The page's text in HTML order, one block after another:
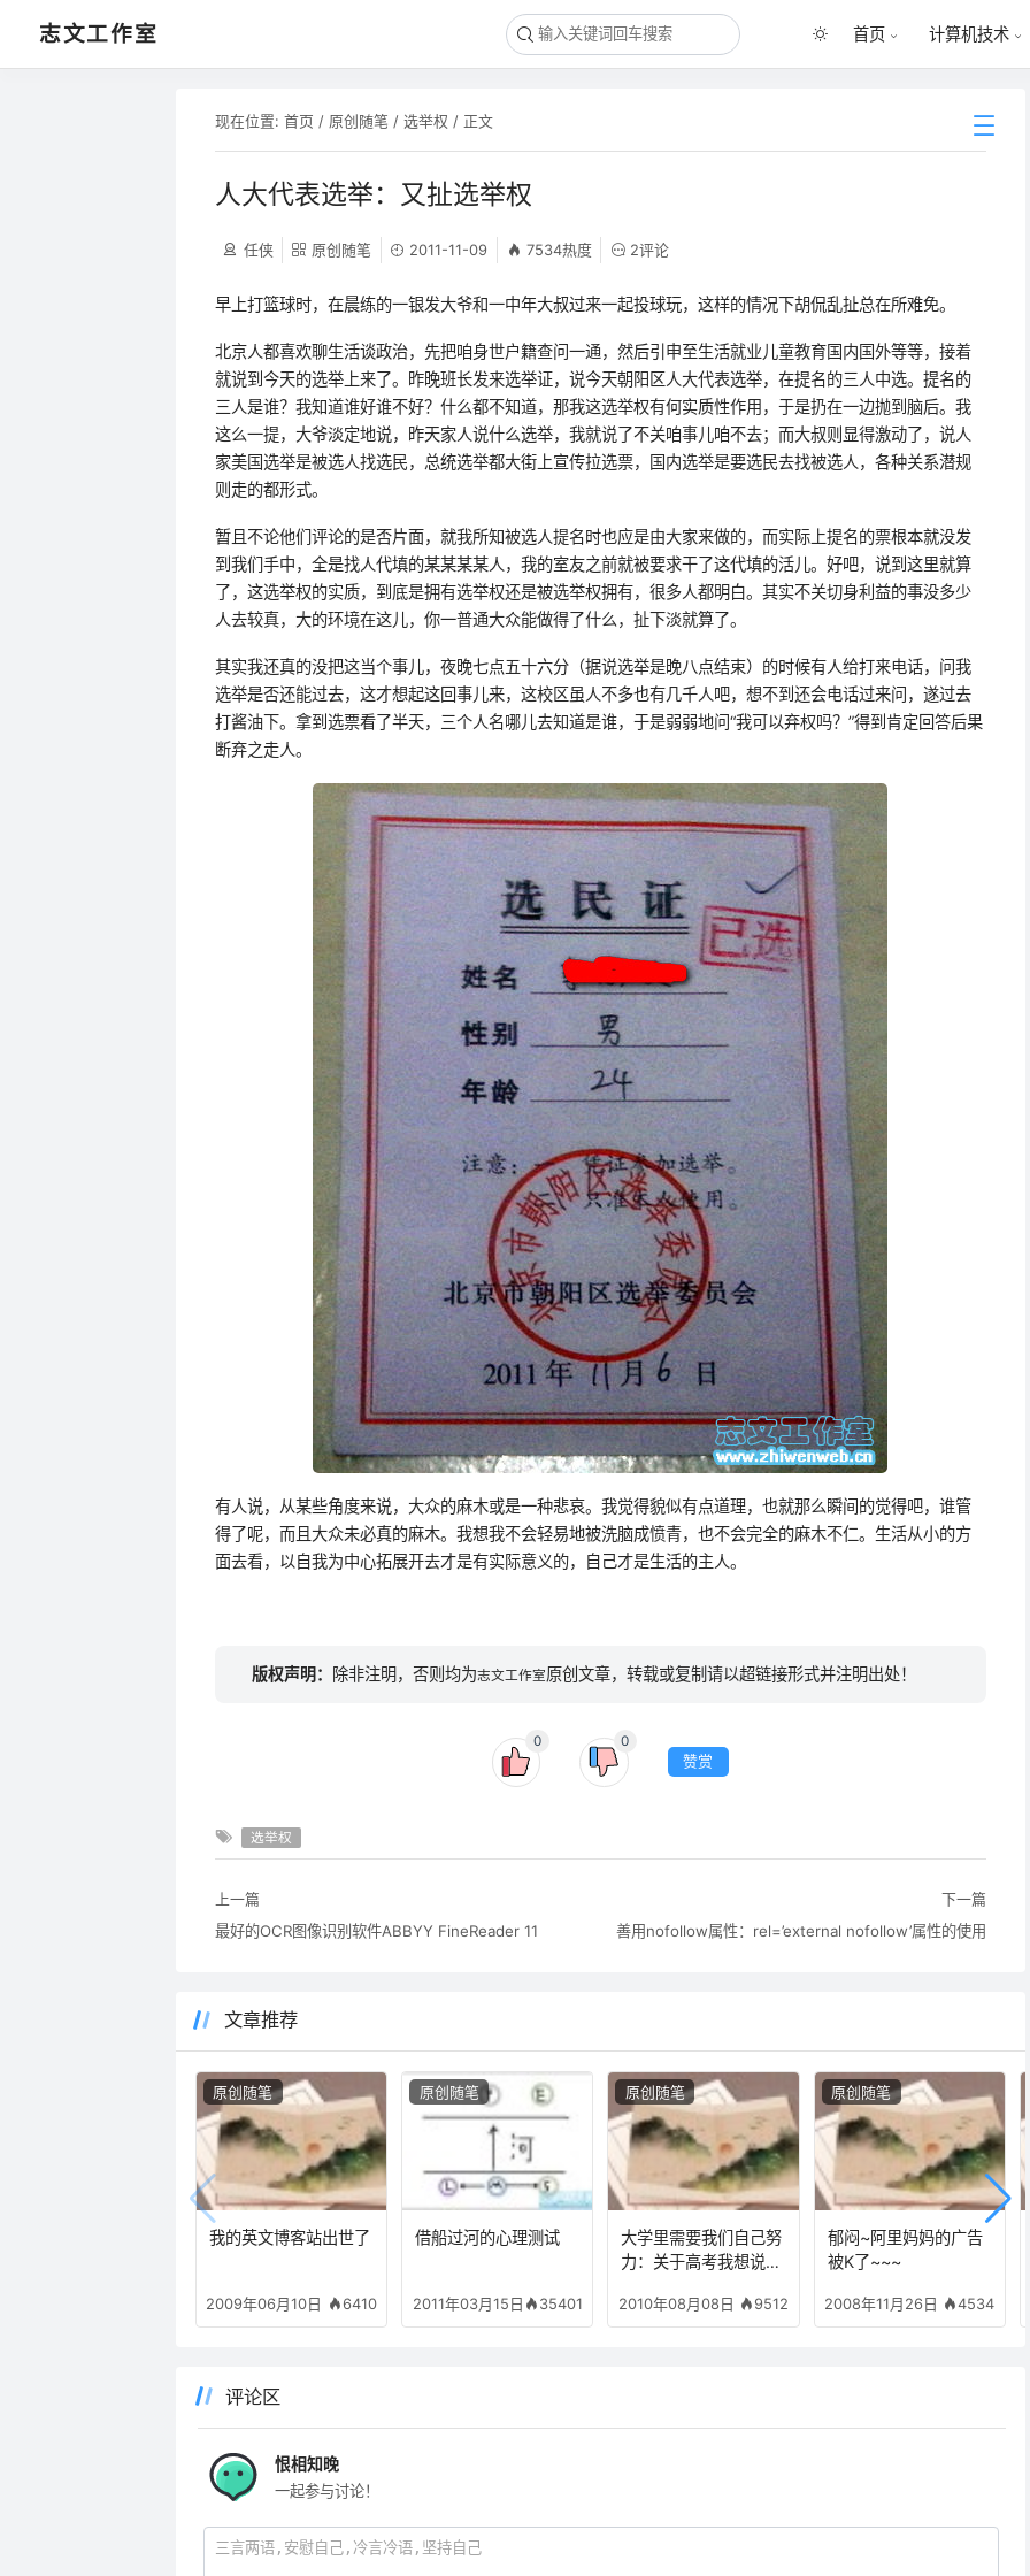
志文工作室 首页 计算机技术
现在位置: 首页 / 原创随笔 / 选举权 / 正文
人大代表选举：又扯选举权
任侠 原创随笔 2011-11-09 7534热度 2评论
早上打篮球时，在晨练的一银发大爷和一中年大叔过来一起投球玩，这样的情况下胡侃乱扯总在所难免。
北京人都喜欢聊生活谈政治，先把咱身世户籍查问一通，然后引申至生活就业儿童教育国内国外等等，接着
就说到今天的选举上来了。昨晚班长发来选举证，说今天朝阳区人大代表选举，在提名的三人中选。提名的
三人是谁？我知道谁好谁不好？什么都不知道，那我这选举权有何实质性作用，于是扔在一边抛到脑后。我
这么一提，大爷淡定地说，昨天家人说什么选举，我就说了不关咱事儿咱不去；而大叔则显得激动了，说人
家美国选举是被选人找选民，总统选举都大街上宣传拉选票，国内选举是要选民去找被选人，各种关系潜规
则走的都形式。
暂且不论他们评论的是否片面，就我所知被选人提名时也应是由大家来做的，而实际上提名的票根本就没发
到我们手中，全是找人代填的某某某某人，我的室友之前就被要求干了这代填的活儿。好吧，说到这里就算
了，这选举权的实质，到底是拥有选举权还是被选举权拥有，很多人都明白。其实不关切身利益的事没多少
人去较真，大的环境在这儿，你一普通大众能做得了什么，扯下淡就算了。
其实我还真的没把这当个事儿，夜晚七点五十六分（据说选举是晚八点结束）的时候有人给打来电话，问我
选举是否还能过去，这才想起这回事儿来，这校区虽人不多也有几千人吧，想不到还会电话过来问，遂过去
打酱油下。拿到选票看了半天，三个人名哪儿去知道是谁，于是弱弱地问“我可以弃权吗？”得到肯定回答后果
断弃之走人。
有人说，从某些角度来说，大众的麻木或是一种悲哀。我觉得貌似有点道理，也就那么瞬间的觉得吧，谁管
得了呢，而且大众未必真的麻木。我想我不会轻易地被洗脑成愤青，也不会完全的麻木不仁。生活从小的方
面去看，以自我为中心拓展开去才是有实际意义的，自己才是生活的主人。
版权声明： 除非注明，否则均为志文工作室原创文章，转载或复制请以超链接形式并注明出处！
0 0
赞赏
选举权
上一篇
最好的OCR图像识别软件ABBYY FineReader 11
下一篇
善用nofollow属性：rel=’external nofollow’属性的使用
文章推荐
我的英文博客站出世了
2009年06月10日 6410
原创随笔
借船过河的心理测试
2011年03月15日 35401
原创随笔
大学里需要我们自己努
力：关于高考我想说的
2010年08月08日 9512
原创随笔
郁闷~阿里妈妈的广告
被K了~~~
2008年11月26日 4534
原创随笔
评论区
恨相知晚
一起参与讨论！